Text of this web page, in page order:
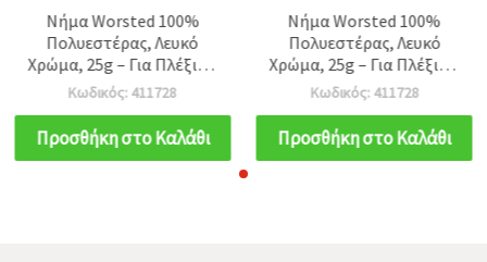
Νήμα Worsted 100%
Πολυεστέρας, Λευκό
Χρώμα, 25g – Για Πλέξιμο
και Διάφορες
Χειροτεχνίες (DIY)
Κωδικός: 411728
Προσθήκη στο Καλάθι
Νήμα Worsted 100%
Πολυεστέρας, Λευκό
Χρώμα, 25g – Για Πλέξιμο
και Διάφορες
Χειροτεχνίες (DIY)
Κωδικός: 411728
Προσθήκη στο Καλάθι